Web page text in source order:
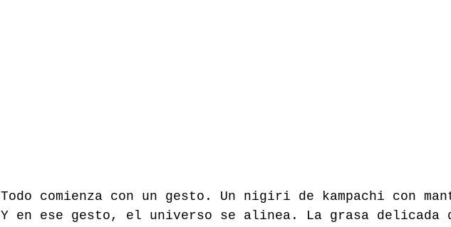
Todo comienza con un gesto. Un nigiri de kampachi con
Y en ese gesto, el universo se alinea. La grasa delicada